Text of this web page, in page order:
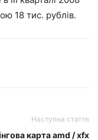
18 тис. рублів.
Наступна стаття
карта amd / xfx